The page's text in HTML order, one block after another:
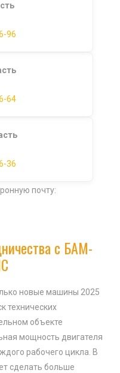
96
64
36
почту:
с БАМ-
новые машины 2025
технических
объекте
мощность двигателя
рабочего цикла. В
сделать больше